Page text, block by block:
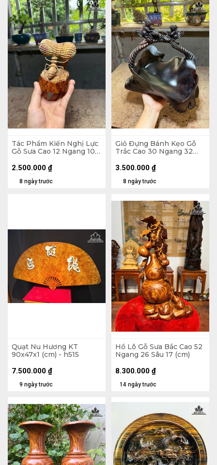
Tác Phẩm Kiến Nghị Lực
Gỗ Sưa Cao 12 Ngang 10
8 ngày trước
2.500.000 ₫
Giỏ Đựng Bánh Kẹo Gỗ
Trắc Cao 30 Ngang 32
8 ngày trước
3.500.000 ₫
Quạt Nu Hương KT
90x47x1 (cm) - h515
9 ngày trước
7.500.000 ₫
Hồ Lô Gỗ Sưa Bắc Cao 52
Ngang 26 Sâu 17 (cm)
14 ngày trước
8.300.000 ₫